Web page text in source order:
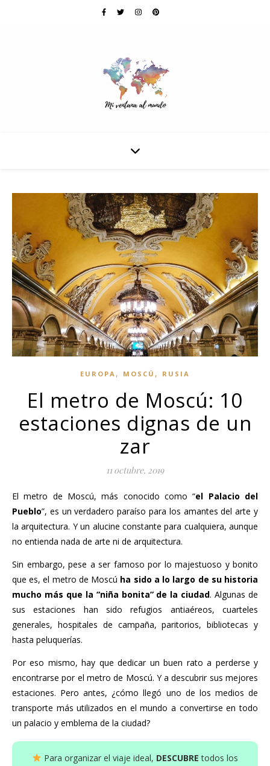
EUROPA , MOSCÚ , RUSIA
El metro de Moscú: 10
estaciones dignas de un
zar
11 octubre, 2019
El metro de Moscú, más conocido como “el Palacio del
Pueblo”, es un verdadero paraíso para los amantes del arte y
la arquitectura. Y un alucine constante para cualquiera, aunque
no entienda nada de arte ni de arquitectura.
Sin embargo, pese a ser famoso por lo majestuoso y bonito
que es, el metro de Moscú ha sido a lo largo de su historia
mucho más que la “niña bonita” de la ciudad. Algunas de
sus estaciones han sido refugios antiaéreos, cuarteles
generales, hospitales de campaña, paritorios, bibliotecas y
hasta peluquerías.
Por eso mismo, hay que dedicar un buen rato a perderse y
encontrarse por el metro de Moscú. Y a descubrir sus mejores
estaciones. Pero antes, ¿cómo llegó uno de los medios de
transporte más utilizados en el mundo a convertirse en todo
un palacio y emblema de la ciudad?
Para organizar el viaje ideal, DESCUBREtodos los